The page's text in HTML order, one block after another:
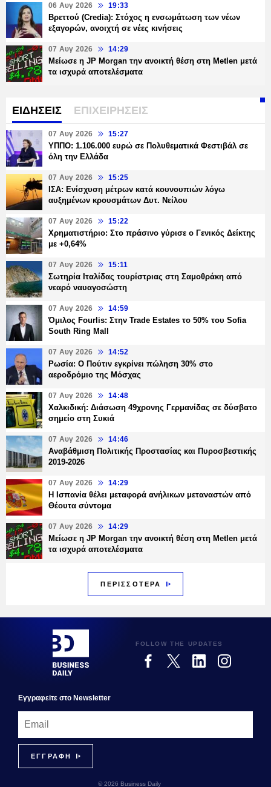
06 Αυγ 2026 19:33
Βρεττού (Credia): Στόχος η ενσωμάτωση των νέων
εξαγορών, ανοιχτή σε νέες κινήσεις
07 Αυγ 2026 14:29
Μείωσε η JP Morgan την ανοικτή θέση στη Metlen μετά
τα ισχυρά αποτελέσματα
ΕΙΔΗΣΕΙΣ ΕΠΙΧΕΙΡΗΣΕΙΣ
07 Αυγ 2026 15:27
ΥΠΠΟ: 1.106.000 ευρώ σε Πολυθεματικά Φεστιβάλ σε
όλη την Ελλάδα
07 Αυγ 2026 15:25
ΙΣΑ: Ενίσχυση μέτρων κατά κουνουπιών λόγω
αυξημένων κρουσμάτων Δυτ. Νείλου
07 Αυγ 2026 15:22
Χρηματιστήριο: Στο πράσινο γύρισε ο Γενικός Δείκτης
με +0,64%
07 Αυγ 2026 15:11
Σωτηρία Ιταλίδας τουρίστριας στη Σαμοθράκη από
νεαρό ναυαγοσώστη
07 Αυγ 2026 14:59
Όμιλος Fourlis: Στην Trade Estates το 50% του Sofia
South Ring Mall
07 Αυγ 2026 14:52
Ρωσία: Ο Πούτιν εγκρίνει πώληση 30% στο
αεροδρόμιο της Μόσχας
07 Αυγ 2026 14:48
Χαλκιδική: Διάσωση 49χρονης Γερμανίδας σε δύσβατο
σημείο στη Συκιά
07 Αυγ 2026 14:46
Αναβάθμιση Πολιτικής Προστασίας και Πυροσβεστικής
2019-2026
07 Αυγ 2026 14:29
Η Ισπανία θέλει μεταφορά ανήλικων μεταναστών από
Θέουτα σύντομα
07 Αυγ 2026 14:29
Μείωσε η JP Morgan την ανοικτή θέση στη Metlen μετά
τα ισχυρά αποτελέσματα
ΠΕΡΙΣΣΟΤΕΡΑ
FOLLOW THE UPDATES
Εγγραφεiτε στο Newsletter
© 2026 Business Daily